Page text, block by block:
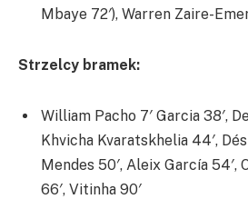
Mbaye 72′), Warren Zaire-
Strzelcy bramek:
William Pacho 7′ Garcia 38′,
Khvicha Kvaratskhelia 44′,
Mendes 50′, Aleix García 54′,
66′, Vitinha 90′